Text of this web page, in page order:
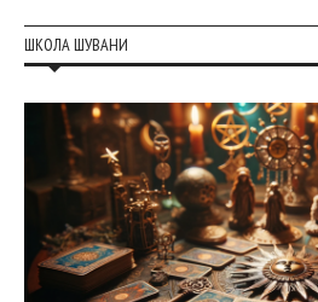
ШКОЛА ШУВАНИ